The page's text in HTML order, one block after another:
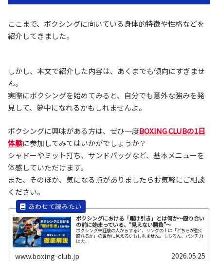
ここまで、ボクシングに向いている身体的特徴や性格などを
紹介してきました。
しかし、本文で紹介した内容は、あくまでも傾向にすぎませ
ん。
実際にボクシングを始めてみると、自分でも意外な強みを発
見して、夢中になれるかもしれませんよ。
ボクシングに興味がある方は、ぜひ一度BOXING CLUBの1日
体験に参加してみてはいかがでしょうか？
シャドーやミット打ち、サンドバッグなど、基本メニューを
体感していただけます。
また、そのほか、気になる点がありましたらお気軽にご相談
ください。
ボクシングにおける「駆け引き」とは何か～殴り合い
の前に始まっている、“見えない勝負”～
ボクシング未経験の人からすると、リングの上は「どちらが強く
殴れるか」の世界に見えるかもしれません。もちろん、パンチ力
は大...
www.boxing-club.jp 2026.05.25